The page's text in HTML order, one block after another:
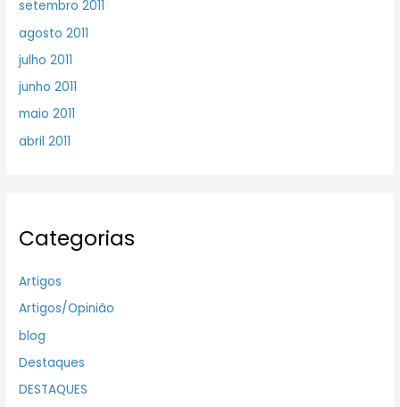
setembro 2011
agosto 2011
julho 2011
junho 2011
maio 2011
abril 2011
Categorias
Artigos
Artigos/Opinião
blog
Destaques
DESTAQUES